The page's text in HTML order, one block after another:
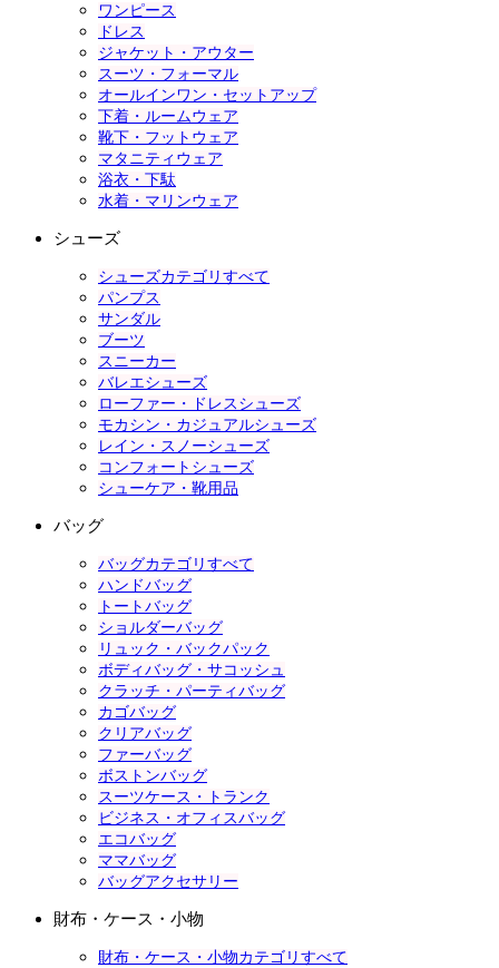
ワンピース
ドレス
ジャケット・アウター
スーツ・フォーマル
オールインワン・セットアップ
下着・ルームウェア
靴下・フットウェア
マタニティウェア
浴衣・下駄
水着・マリンウェア
シューズ
シューズカテゴリすべて
パンプス
サンダル
ブーツ
スニーカー
バレエシューズ
ローファー・ドレスシューズ
モカシン・カジュアルシューズ
レイン・スノーシューズ
コンフォートシューズ
シューケア・靴用品
バッグ
バッグカテゴリすべて
ハンドバッグ
トートバッグ
ショルダーバッグ
リュック・バックパック
ボディバッグ・サコッシュ
クラッチ・パーティバッグ
カゴバッグ
クリアバッグ
ファーバッグ
ボストンバッグ
スーツケース・トランク
ビジネス・オフィスバッグ
エコバッグ
ママバッグ
バッグアクセサリー
財布・ケース・小物
財布・ケース・小物カテゴリすべて